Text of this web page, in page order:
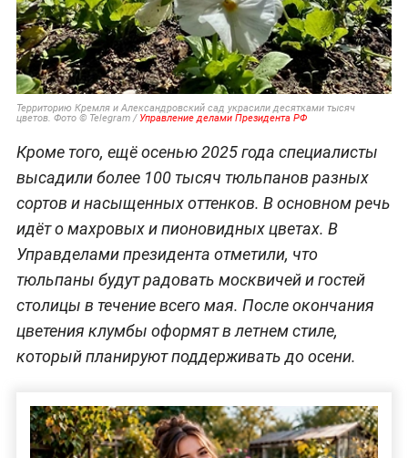
Территорию Кремля и Александровский сад украсили десятками тысяч
цветов. Фото © Telegram /Управление делами Президента РФ
Кроме того, ещё осенью 2025 года специалисты
высадили более 100 тысяч тюльпанов разных
сортов и насыщенных оттенков. В основном речь
идёт о махровых и пионовидных цветах. В
Управделами президента отметили, что
тюльпаны будут радовать москвичей и гостей
столицы в течение всего мая. После окончания
цветения клумбы оформят в летнем стиле,
который планируют поддерживать до осени.